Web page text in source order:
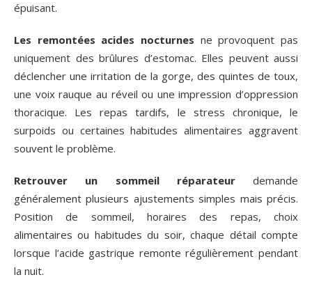
épuisant.
Les remontées acides nocturnes ne provoquent pas
uniquement des brûlures d’estomac. Elles peuvent aussi
déclencher une irritation de la gorge, des quintes de toux,
une voix rauque au réveil ou une impression d’oppression
thoracique. Les repas tardifs, le stress chronique, le
surpoids ou certaines habitudes alimentaires aggravent
souvent le problème.
Retrouver un sommeil réparateurdemande
généralement plusieurs ajustements simples mais précis.
Position de sommeil, horaires des repas, choix
alimentaires ou habitudes du soir, chaque détail compte
lorsque l’acide gastrique remonte régulièrement pendant
la nuit.